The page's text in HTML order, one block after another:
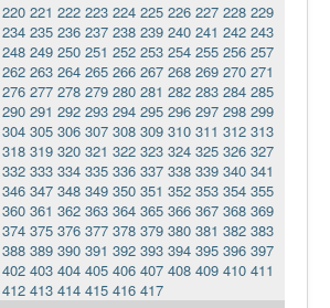
220 221 222 223 224 225 226 227 228 229
234 235 236 237 238 239 240 241 242 243
248 249 250 251 252 253 254 255 256 257
262 263 264 265 266 267 268 269 270 271
276 277 278 279 280 281 282 283 284 285
290 291 292 293 294 295 296 297 298 299
304 305 306 307 308 309 310 311 312 313
318 319 320 321 322 323 324 325 326 327
332 333 334 335 336 337 338 339 340 341
346 347 348 349 350 351 352 353 354 355
360 361 362 363 364 365 366 367 368 369
374 375 376 377 378 379 380 381 382 383
388 389 390 391 392 393 394 395 396 397
402 403 404 405 406 407 408 409 410 411
412 413 414 415 416 417